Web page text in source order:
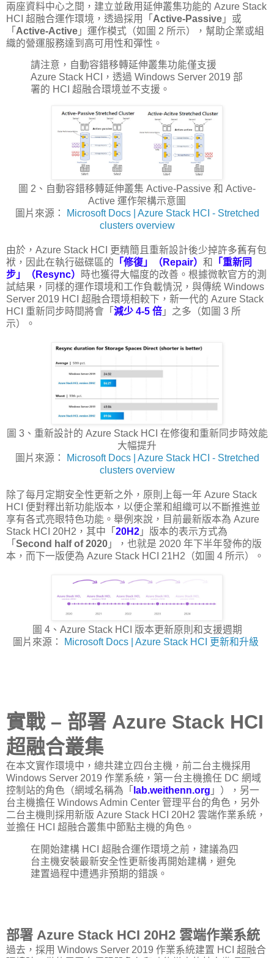
兩座資料中心之間，建立並啟用延伸叢集功能的 Azure Stack
HCI 超融合運作環境，透過採用「 Active-Passive 」或
「 Active-Active 」運作模式（如圖 2 所示），幫助企業或組
織的營運服務達到高可用性和彈性。
請注意，自動容錯移轉延伸叢集功能僅支援
Azure Stack HCI，透過 Windows Server 2019 部
署的 HCI 超融合環境並不支援。
圖 2、自動容錯移轉延伸叢集 Active-Passive 和 Active-
Active 運作架構示意圖
圖片來源：
Microsoft Docs | Azure Stack HCI - Stretched
clusters overview
由於，Azure Stack HCI 更精簡且重新設計後少掉許多舊有包
袱，因此在執行磁碟區的 「修復」（Repair） 和
「重新同
步」（Resync）
時也獲得大幅度的改善。根據微軟官方的測
試結果，同樣的運作環境和工作負載情況，與傳統 Windows
Server 2019 HCI 超融合環境相較下，新一代的 Azure Stack
HCI 重新同步時間將會「 減少 4-5 倍 」之多（如圖 3 所
示）。
圖 3、重新設計的 Azure Stack HCI 在修復和重新同步時效能
大幅提升
圖片來源：
Microsoft Docs | Azure Stack HCI - Stretched
clusters overview
除了每月定期安全性更新之外，原則上每一年 Azure Stack
HCI 便對釋出新功能版本，以便企業和組織可以不斷推進並
享有各式亮眼特色功能。舉例來說，目前最新版本為 Azure
Stack HCI 20H2，其中「 20H2 」版本的表示方式為
「 Second half of 2020 」，也就是 2020 年下半年發佈的版
本，而下一版便為 Azure Stack HCI 21H2（如圖 4 所示）。
圖 4、Azure Stack HCI 版本更新原則和支援週期
圖片來源：
Microsoft Docs | Azure Stack HCI 更新和升級
實戰 – 部署 Azure Stack HCI
超融合叢集
在本文實作環境中，總共建立四台主機，前二台主機採用
Windows Server 2019 作業系統，第一台主機擔任 DC 網域
控制站的角色（網域名稱為「 lab.weithenn.org 」），另一
台主機擔任 Windows Admin Center 管理平台的角色，另外
二台主機則採用新版 Azure Stack HCI 20H2 雲端作業系統，
並擔任 HCI 超融合叢集中節點主機的角色。
在開始建構 HCI 超融合運作環境之前，建議為四
台主機安裝最新安全性更新後再開始建構，避免
建置過程中遭遇非預期的錯誤。
部署 Azure Stack HCI 20H2 雲端作業系統
過去，採用 Windows Server 2019 作業系統建置 HCI 超融合